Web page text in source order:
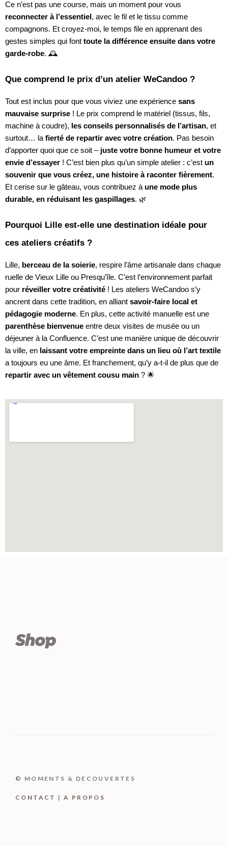
Ce n’est pas une course, mais un moment pour vous
reconnecter à l’essentiel , avec le fil et le tissu comme
compagnons. Et croyez-moi, le temps file en apprenant des
gestes simples qui font toute la différence ensuite dans votre
garde-robe. 🕰️
Que comprend le prix d’un atelier WeCandoo ?
Tout est inclus pour que vous viviez une expérience sans
mauvaise surprise ! Le prix comprend le matériel (tissus, fils,
machine à coudre), les conseils personnalisés de l’artisan, et
surtout… la fierté de repartir avec votre création. Pas besoin
d’apporter quoi que ce soit – juste votre bonne humeur et votre
envie d’essayer ! C’est bien plus qu’un simple atelier : c’est un
souvenir que vous créez, une histoire à raconter fièrement.
Et cerise sur le gâteau, vous contribuez à une mode plus
durable, en réduisant les gaspillages. 🌿
Pourquoi Lille est-elle une destination idéale pour
ces ateliers créatifs ?
Lille, berceau de la soierie, respire l’âme artisanale dans chaque
ruelle de Vieux Lille ou Presqu’île. C’est l’environnement parfait
pour réveiller votre créativité ! Les ateliers WeCandoo s’y
ancrent dans cette tradition, en alliant savoir-faire local et
pédagogie moderne. En plus, cette activité manuelle est une
parenthèse bienvenue entre deux visites de musée ou un
déjeuner à la Confluence. C’est une manière unique de découvrir
la ville, en laissant votre empreinte dans un lieu où l’art textile
a toujours eu une âme. Et franchement, qu’y a-t-il de plus que de
repartir avec un vêtement cousu main ? 🌟
© MOMENTS & DECOUVERTES
CONTACT |A PROPOS